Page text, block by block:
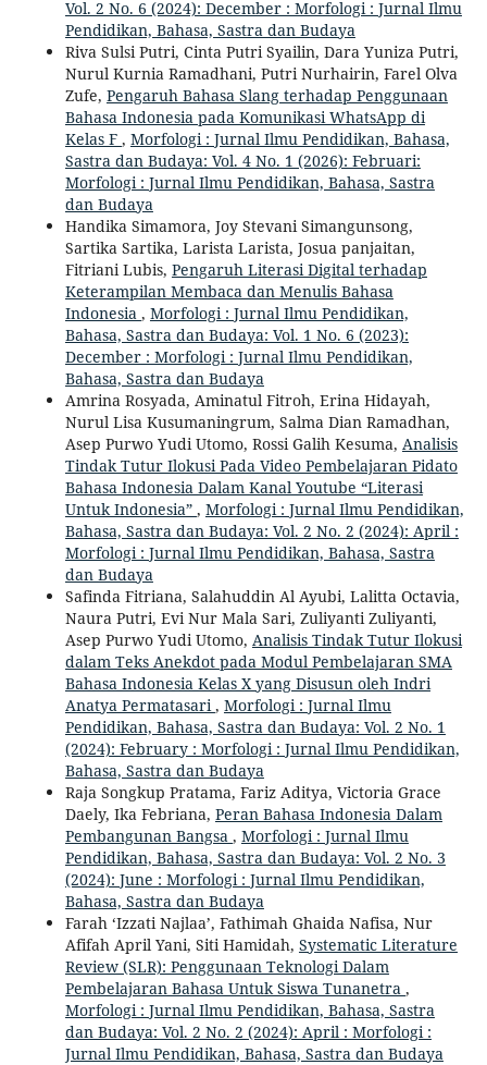
Vol. 2 No. 6 (2024): December : Morfologi : Jurnal Ilmu
Pendidikan, Bahasa, Sastra dan Budaya
Riva Sulsi Putri, Cinta Putri Syailin, Dara Yuniza Putri,
Nurul Kurnia Ramadhani, Putri Nurhairin, Farel Olva
Zufe, Pengaruh Bahasa Slang terhadap Penggunaan
Bahasa Indonesia pada Komunikasi WhatsApp di
Kelas F , Morfologi : Jurnal Ilmu Pendidikan, Bahasa,
Sastra dan Budaya: Vol. 4 No. 1 (2026): Februari:
Morfologi : Jurnal Ilmu Pendidikan, Bahasa, Sastra
dan Budaya
Handika Simamora, Joy Stevani Simangunsong,
Sartika Sartika, Larista Larista, Josua panjaitan,
Fitriani Lubis, Pengaruh Literasi Digital terhadap
Keterampilan Membaca dan Menulis Bahasa
Indonesia , Morfologi : Jurnal Ilmu Pendidikan,
Bahasa, Sastra dan Budaya: Vol. 1 No. 6 (2023):
December : Morfologi : Jurnal Ilmu Pendidikan,
Bahasa, Sastra dan Budaya
Amrina Rosyada, Aminatul Fitroh, Erina Hidayah,
Nurul Lisa Kusumaningrum, Salma Dian Ramadhan,
Asep Purwo Yudi Utomo, Rossi Galih Kesuma, Analisis
Tindak Tutur Ilokusi Pada Video Pembelajaran Pidato
Bahasa Indonesia Dalam Kanal Youtube “Literasi
Untuk Indonesia” , Morfologi : Jurnal Ilmu Pendidikan,
Bahasa, Sastra dan Budaya: Vol. 2 No. 2 (2024): April :
Morfologi : Jurnal Ilmu Pendidikan, Bahasa, Sastra
dan Budaya
Safinda Fitriana, Salahuddin Al Ayubi, Lalitta Octavia,
Naura Putri, Evi Nur Mala Sari, Zuliyanti Zuliyanti,
Asep Purwo Yudi Utomo, Analisis Tindak Tutur Ilokusi
dalam Teks Anekdot pada Modul Pembelajaran SMA
Bahasa Indonesia Kelas X yang Disusun oleh Indri
Anatya Permatasari, Morfologi : Jurnal Ilmu
Pendidikan, Bahasa, Sastra dan Budaya: Vol. 2 No. 1
(2024): February : Morfologi : Jurnal Ilmu Pendidikan,
Bahasa, Sastra dan Budaya
Raja Songkup Pratama, Fariz Aditya, Victoria Grace
Daely, Ika Febriana, Peran Bahasa Indonesia Dalam
Pembangunan Bangsa , Morfologi : Jurnal Ilmu
Pendidikan, Bahasa, Sastra dan Budaya: Vol. 2 No. 3
(2024): June : Morfologi : Jurnal Ilmu Pendidikan,
Bahasa, Sastra dan Budaya
Farah ‘Izzati Najlaa’, Fathimah Ghaida Nafisa, Nur
Afifah April Yani, Siti Hamidah, Systematic Literature
Review (SLR): Penggunaan Teknologi Dalam
Pembelajaran Bahasa Untuk Siswa Tunanetra ,
Morfologi : Jurnal Ilmu Pendidikan, Bahasa, Sastra
dan Budaya: Vol. 2 No. 2 (2024): April : Morfologi :
Jurnal Ilmu Pendidikan, Bahasa, Sastra dan Budaya